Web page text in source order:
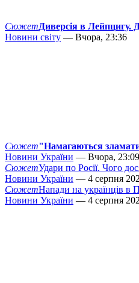
СюжетДиверсія в Лейпцигу.
Новини світу — Вчора, 23:36
Сюжет"Намагаються
Новини України — Вчора, 23:09
СюжетУдари по Росії. Чого
Новини України — 4 серпня
СюжетНапади на українців в
Новини України — 4 серпня